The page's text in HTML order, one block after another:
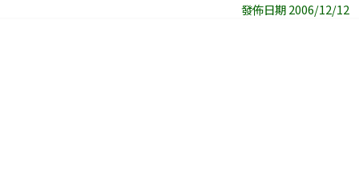
發佈日期 2006/12/12